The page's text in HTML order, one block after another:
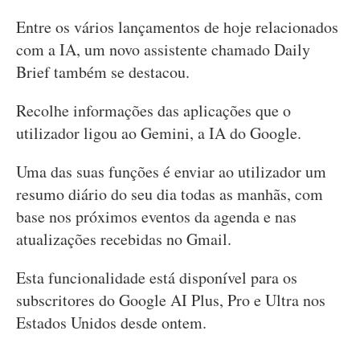
Entre os vários lançamentos de hoje relacionados
com a IA, um novo assistente chamado Daily
Brief também se destacou.
Recolhe informações das aplicações que o
utilizador ligou ao Gemini, a IA do Google.
Uma das suas funções é enviar ao utilizador um
resumo diário do seu dia todas as manhãs, com
base nos próximos eventos da agenda e nas
atualizações recebidas no Gmail.
Esta funcionalidade está disponível para os
subscritores do Google AI Plus, Pro e Ultra nos
Estados Unidos desde ontem.